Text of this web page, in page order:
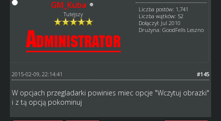
GM_Kuba
Tutejszy
Liczba postów: 1,741
Liczba wątków: 52
Dołączył: Jul 2010
Drużyna: GoodFells Leszno
#145
2015-02-09, 22:14:41
W opcjach przegladarki powinies miec opcje "Wczytuj obrazki"
i z tą opcją pokominuj